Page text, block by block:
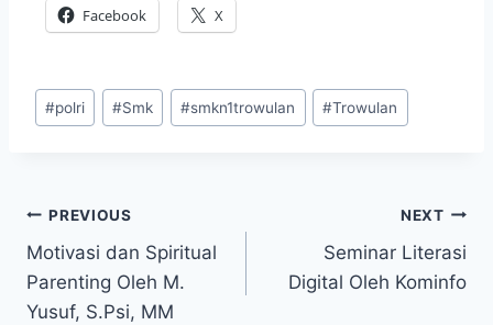
Facebook X
Post
Tags:
#polri #Smk #smkn1trowulan #Trowulan
Post
navigation
PREVIOUS
Motivasi dan Spiritual
Parenting Oleh M.
Yusuf, S.Psi, MM
NEXT
Seminar Literasi
Digital Oleh Kominfo